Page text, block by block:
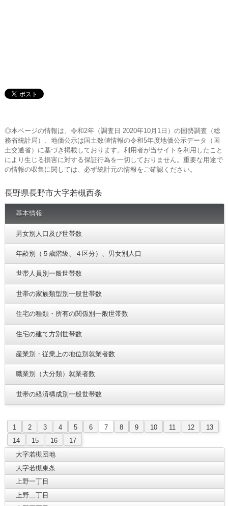
◎本ページの情報は、令和2年（調査日 2020年10月1日）の国勢調査（総
務省統計局）、地価公示は国土数値情報の令和5年度地価公示データ（国
土交通省）に基づき掲載しております。利用者が当サイトを利用したこと
により生じる損害に対する保証行為を一切しておりません。重要な用途で
の情報の収集に関しては、必ず統計元の情報をご確認ください。
長野県長野市大字若槻西条
基本情報
男女別人口及び世帯数
年齢別（５歳階級、４区分）、男女別人口
世帯人員別一般世帯数
世帯の家族類型別一般世帯数
住宅の種類・所有の関係別一般世帯数
住宅の建て方別世帯数
産業別・従業上の地位別就業者数
職業別（大分類）就業者数
世帯の経済構成別一般世帯数
1 2 3 4 5 6 7 8 9 10 11 12
13
14
15 16
17
大字若槻団地
大字若槻東条
上野一丁目
上野二丁目